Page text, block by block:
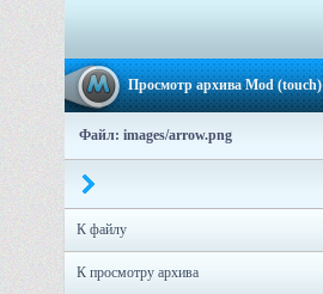
Просмотр архива Mod (touch)
Файл: images/arrow.png
К файлу
К просмотру архива